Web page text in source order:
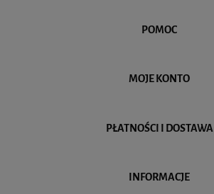
POMOC
MOJE KONTO
PŁATNOŚCI I DOSTAWA
INFORMACJE